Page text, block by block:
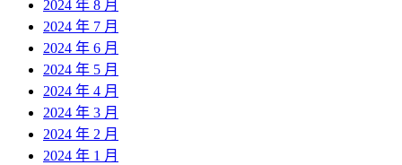
2024 年 8 月
2024 年 7 月
2024 年 6 月
2024 年 5 月
2024 年 4 月
2024 年 3 月
2024 年 2 月
2024 年 1 月